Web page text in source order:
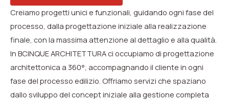
Creiamo progetti unici e funzionali, guidando ogni fase del
processo, dalla progettazione iniziale alla realizzazione
finale, con la massima attenzione al dettaglio e alla qualità.
In BCINQUE ARCHITETTURA ci occupiamo di progettazione
architettonica a 360°, accompagnando il cliente in ogni
fase del processo edilizio. Offriamo servizi che spaziano
dallo sviluppo del concept iniziale alla gestione completa